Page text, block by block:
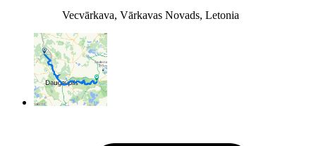
Vecvārkava, Vārkavas Novads, Letonia